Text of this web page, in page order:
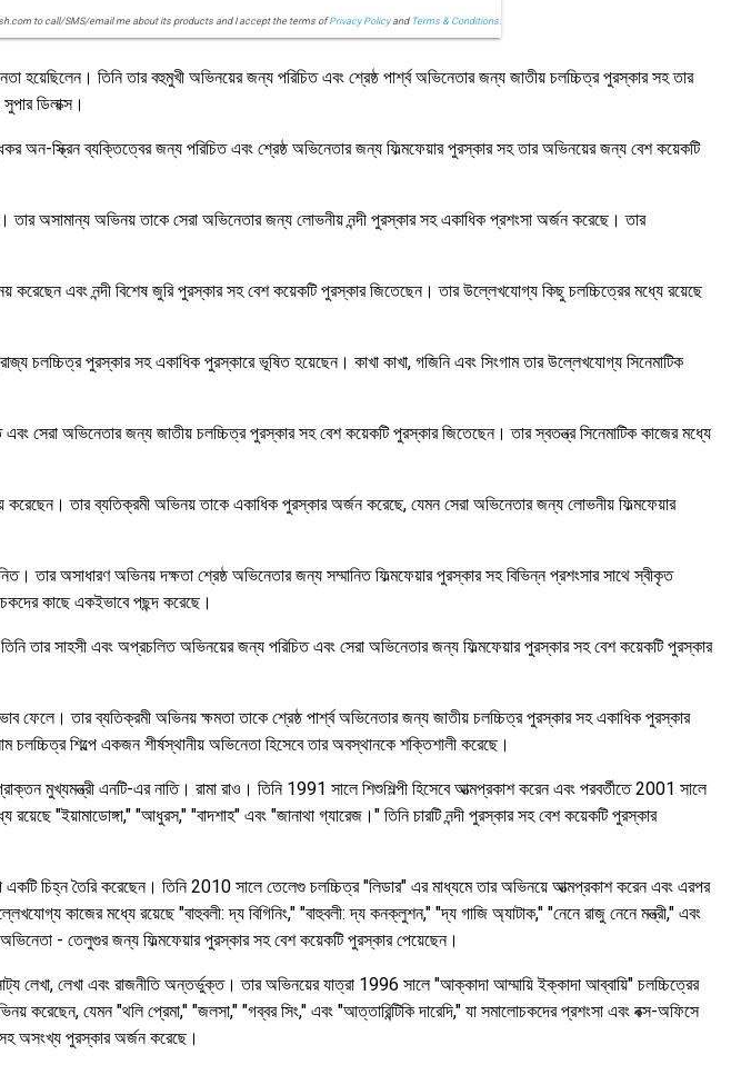
to call/SMS/email me about its products and I accept the terms ofPrivacy Policyand Terms & Conditions.
তিনি তার বহুমুখী অভিনয়ের জন্য পরিচিত এবং শ্রেষ্ঠ পার্শ্ব অভিনেতার জন্য জাতীয় চলচ্চিত্র পুরস্কার সহ তার
ডিলাক্স।
অন-স্ক্রিন ব্যক্তিত্বের জন্য পরিচিত এবং শ্রেষ্ঠ অভিনেতার জন্য ফিল্মফেয়ার পুরস্কার সহ তার অভিনয়ের জন্য বেশ কয়েকটি
অসামান্য অভিনয় তাকে সেরা অভিনেতার জন্য লোভনীয় নন্দী পুরস্কার সহ একাধিক প্রশংসা অর্জন করেছে। তার
এবং নন্দী বিশেষ জুরি পুরস্কার সহ বেশ কয়েকটি পুরস্কার জিতেছেন। তার উল্লেখযোগ্য কিছু চলচ্চিত্রের মধ্যে রয়েছে
চলচ্চিত্র পুরস্কার সহ একাধিক পুরস্কারে ভূষিত হয়েছেন। কাখা কাখা, গজিনি এবং সিংগাম তার উল্লেখযোগ্য সিনেমাটিক
সেরা অভিনেতার জন্য জাতীয় চলচ্চিত্র পুরস্কার সহ বেশ কয়েকটি পুরস্কার জিতেছেন। তার স্বতন্ত্র সিনেমাটিক কাজের মধ্যে
তার ব্যতিক্রমী অভিনয় তাকে একাধিক পুরস্কার অর্জন করেছে, যেমন সেরা অভিনেতার জন্য লোভনীয় ফিল্মফেয়ার
তার অসাধারণ অভিনয় দক্ষতা শ্রেষ্ঠ অভিনেতার জন্য সম্মানিত ফিল্মফেয়ার পুরস্কার সহ বিভিন্ন প্রশংসার সাথে স্বীকৃত
কাছে একইভাবে পছন্দ করেছে।
তার সাহসী এবং অপ্রচলিত অভিনয়ের জন্য পরিচিত এবং সেরা অভিনেতার জন্য ফিল্মফেয়ার পুরস্কার সহ বেশ কয়েকটি পুরস্কার
ফেলে। তার ব্যতিক্রমী অভিনয় ক্ষমতা তাকে শ্রেষ্ঠ পার্শ্ব অভিনেতার জন্য জাতীয় চলচ্চিত্র পুরস্কার সহ একাধিক পুরস্কার
শিল্পে একজন শীর্ষস্থানীয় অভিনেতা হিসেবে তার অবস্থানকে শক্তিশালী করেছে।
মুখ্যমন্ত্রী এনটি-এর নাতি। রামা রাও। তিনি 1991 সালে শিশুশিল্পী হিসেবে আত্মপ্রকাশ করেন এবং পরবর্তীতে 2001 সালে
"ইয়ামাডোঙ্গা," "আধুরস," "বাদশাহ" এবং "জানাথা গ্যারেজ।" তিনি চারটি নন্দী পুরস্কার সহ বেশ কয়েকটি পুরস্কার
চিহ্ন তৈরি করেছেন। তিনি 2010 সালে তেলেগু চলচ্চিত্র "লিডার" এর মাধ্যমে তার অভিনয়ে আত্মপ্রকাশ করেন এবং এরপর
কাজের মধ্যে রয়েছে "বাহুবলী: দ্য বিগিনিং," "বাহুবলী: দ্য কনক্লুশন," "দ্য গাজি অ্যাটাক," "নেনে রাজু নেনে মন্ত্রী," এবং
- তেলুগুর জন্য ফিল্মফেয়ার পুরস্কার সহ বেশ কয়েকটি পুরস্কার পেয়েছেন।
লেখা, লেখা এবং রাজনীতি অন্তর্ভুক্ত। তার অভিনয়ের যাত্রা 1996 সালে "আক্কাদা আম্মায়ি ইক্কাদা আব্বায়ি" চলচ্চিত্রের
করেছেন, যেমন "থলি প্রেমা," "জলসা," "গব্বর সিং," এবং "আত্তারিন্টিকি দারেদি," যা সমালোচকদের প্রশংসা এবং বক্স-অফিসে
অসংখ্য পুরস্কার অর্জন করেছে।